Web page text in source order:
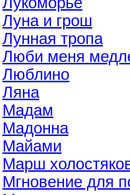
Луна и грош
Лунная тропа
Люби меня
Люблино
Ляна
Мадам
Мадонна
Майами
Марш
Мгновение для